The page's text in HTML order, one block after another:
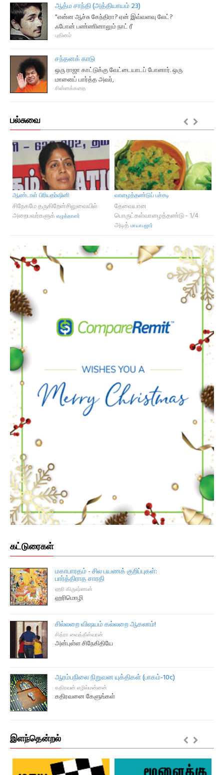
ஆத்ம சாந்தி (அத்தியாயம் 23)
"என்ன ஆச்சு கேந்திரா? ஏன் இவ்வளவு லேட்?
ஃபோன் பண்ணினாலும் நாட் ரீ
புதினம்
சந்தனக் காடு
ஒரு ராஜா காட்டுக்கு வேட்டையாடப் போனார். ஒரு
மானைப் பார்த்த அவர்,
சின்னக்கதை
பல்சுவை
ஆண்டாள் பிரியதர்ஷினி
சிநேகமே தருகிறேன்சிலுவையில்
அறைபவர்களுக்எழுத்தாளர்
வாழைத்தண்டுப் பச்சடி
தேவையான
பொருட்கள்வாழைத்தண்டு - 1/4
அடித்மாயாபஜார்
கட்டுரைகள்
மகாபாரதம் - சில பயணக் குறிப்புகள்:
பார்த்திராத சாரதி
ஹரி கிருஷ்ணன்
ஹரிமொழி
சில்லறை விஷயம் கல்லறை ஆகலாம்!
சித்ரா வைத்தீஸ்வரன்
அன்புள்ள சிநேகிதியே
ஆரம்பநிலை நிறுவன யுக்திகள் (பாகம்-10c)
கதிரவன் எழில்மன்னன்
கதிரவனை கேளுங்கள்
இளந்தென்றல்